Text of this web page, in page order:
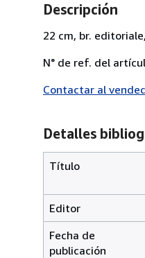
Descripción
22 cm, br.
N° de ref. del
Contactar al
Detalles
Título
Editor
Fecha de
publicación